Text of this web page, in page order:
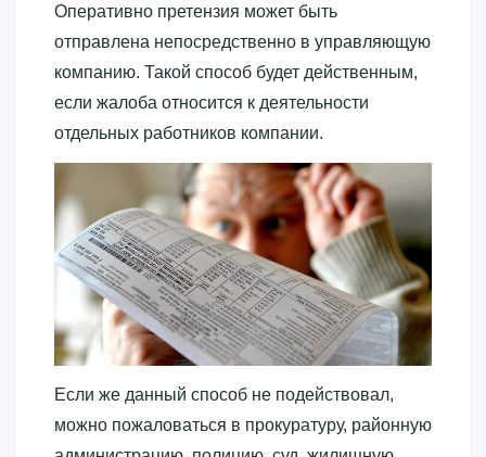
Оперативно претензия может быть
отправлена непосредственно в управляющую
компанию. Такой способ будет действенным,
если жалоба относится к деятельности
отдельных работников компании.
Если же данный способ не подействовал,
можно пожаловаться в прокуратуру, районную